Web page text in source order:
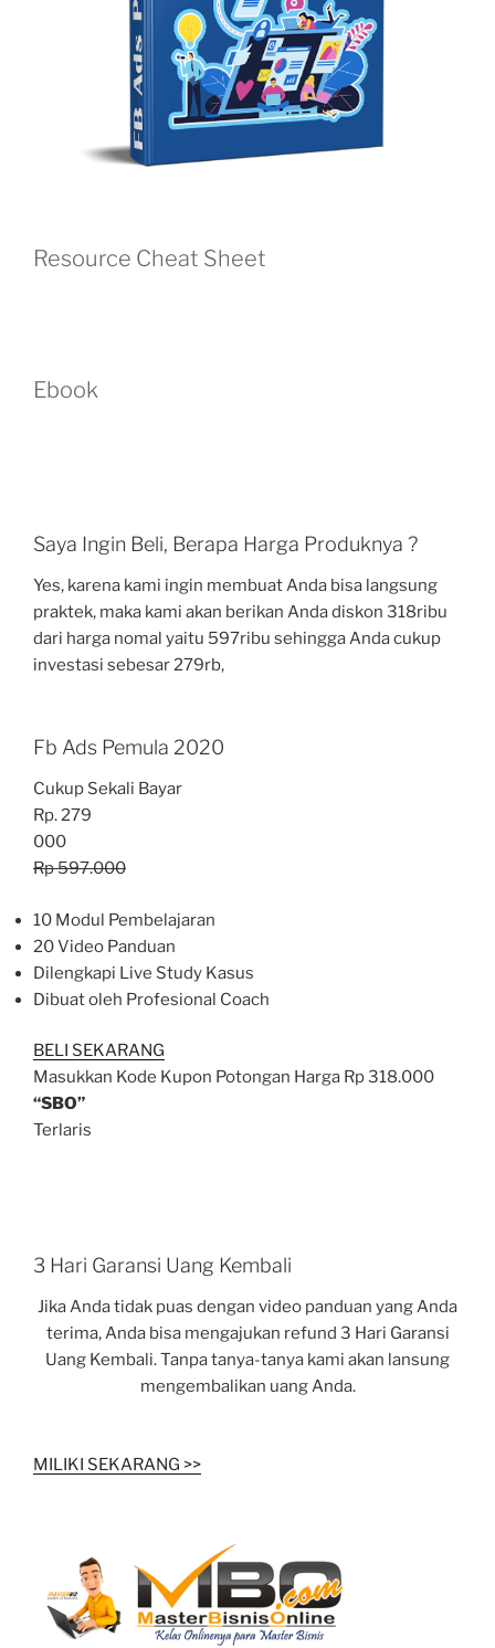
Resource Cheat Sheet
Ebook
Saya Ingin Beli, Berapa Harga Produknya ?
Yes, karena kami ingin membuat Anda bisa langsung
praktek, maka kami akan berikan Anda diskon 318ribu
dari harga nomal yaitu 597ribu sehingga Anda cukup
investasi sebesar 279rb,
Fb Ads Pemula 2020
Cukup Sekali Bayar
Rp. 279
000
Rp 597.000
10 Modul Pembelajaran
20 Video Panduan
Dilengkapi Live Study Kasus
Dibuat oleh Profesional Coach
BELI SEKARANG
Masukkan Kode Kupon Potongan Harga Rp 318.000
“SBO”
Terlaris
3 Hari Garansi Uang Kembali
Jika Anda tidak puas dengan video panduan yang Anda
terima, Anda bisa mengajukan refund 3 Hari Garansi
Uang Kembali. Tanpa tanya-tanya kami akan lansung
mengembalikan uang Anda.
MILIKI SEKARANG >>